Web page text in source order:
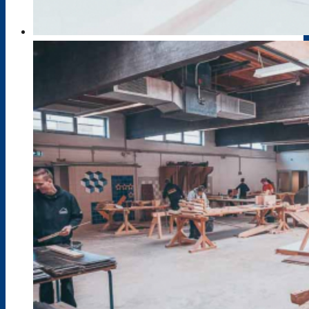
SchülerInnen
Neu an unserer Schule
Schulleben
HVV
Studium ?!
Schülervertretung